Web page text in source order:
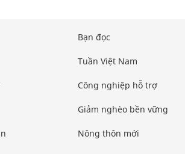
Bạn đọc
Tuần Việt Nam
Công nghiệp hỗ trợ
Giảm nghèo bền vững
Nông thôn mới